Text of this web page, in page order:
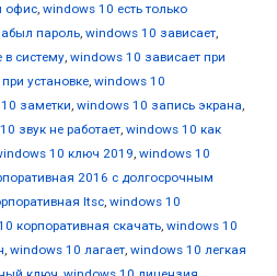
офис, windows 10 есть только
пароль, windows 10 зависает,
в систему, windows 10 зависает при
установке, windows 10
заметки, windows 10 запись экрана,
звук не работает, windows 10 как
10 ключ 2019, windows 10
2016 с долгосрочным
ltsc, windows 10
корпоративная скачать, windows 10
, windows 10 лагает, windows 10 легкая